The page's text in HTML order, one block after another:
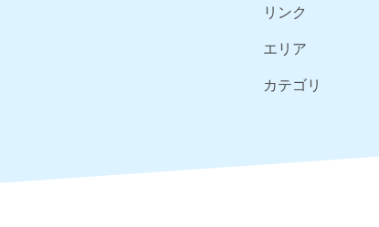
リンク
エリア
カテゴリ